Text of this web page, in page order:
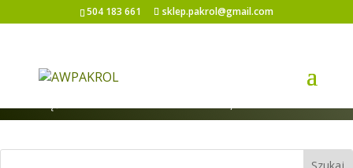
504 183 661 sklep.pakrol@gmail.com
Strona główna
części/ Obsada manometru 12×1,5